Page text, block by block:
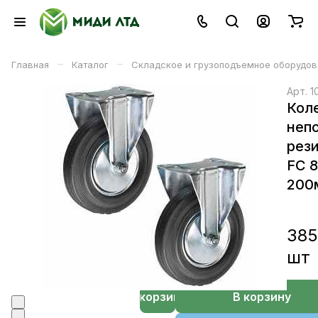
Главная – Каталог – Складское и грузоподъемное
Арт.
FC
шт
В корзину
В корзине